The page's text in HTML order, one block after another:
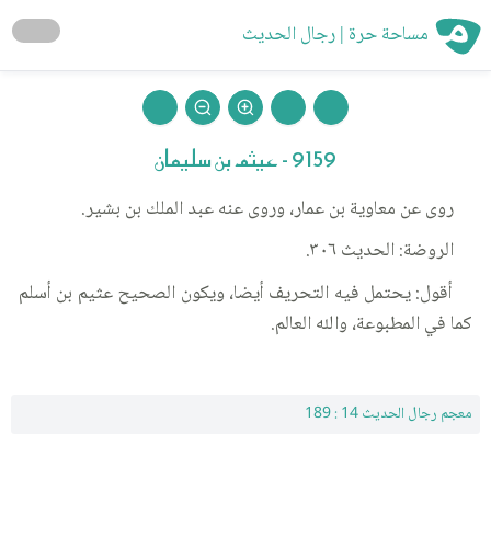
مساحة حرة | رجال الحديث
9159 - عيثم بن سليمان
روى عن معاوية بن عمار، وروى عنه عبد الملك بن بشير.
الروضة: الحديث ٣٠٦.
أقول: يحتمل فيه التحريف أيضا، ويكون الصحيح عثيم بن أسلم
كما في المطبوعة، والله العالم.
معجم رجال الحديث 14 : 189